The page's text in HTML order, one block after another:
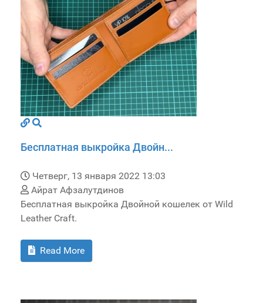
Бесплатная выкройка Двойн...
Четверг, 13 января 2022 13:03
Айрат Афзалутдинов
Бесплатная выкройка Двойной кошелек от Wild
Leather Craft.
Read More